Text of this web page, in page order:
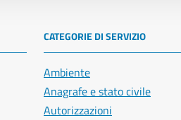
CATEGORIE DI SERVIZIO
Ambiente
Anagrafe e stato civile
Autorizzazioni